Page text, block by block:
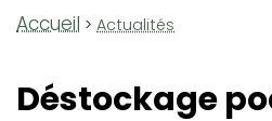
Fil
Accueil Actualités
Déstockage